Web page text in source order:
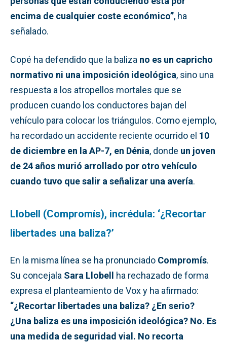
encima de cualquier coste económico”, ha
señalado.
Copé ha defendido que la baliza no es un capricho
normativo ni una imposición ideológica, sino una
respuesta a los atropellos mortales que se
producen cuando los conductores bajan del
vehículo para colocar los triángulos. Como ejemplo,
ha recordado un accidente reciente ocurrido el 10
de diciembre en la AP-7, en Dénia, donde un joven
de 24 años murió arrollado por otro vehículo
cuando tuvo que salir a señalizar una avería.
Llobell (Compromís), incrédula: ‘¿Recortar
libertades una baliza?’
En la misma línea se ha pronunciado Compromís.
Su concejala Sara Llobell ha rechazado de forma
expresa el planteamiento de Vox y ha afirmado:
“¿Recortar libertades una baliza? ¿En serio?
¿Una baliza es una imposición ideológica? No. Es
una medida de seguridad vial. No recorta